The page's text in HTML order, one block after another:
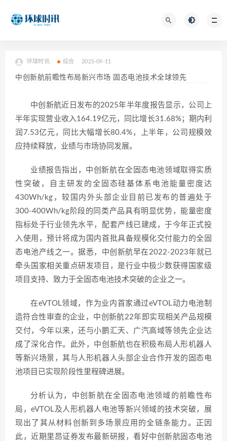
环球时讯 综合 2025-09-11
中创新航前瞻性布局新兴市场 固态电池技术全球领先
中创新航近日发布的2025年半年度报告显示，公司上
半年实现营业收入164.19亿元，同比增长31.68%；期内利
润7.53亿元，同比大幅增长80.4%，上半年，公司规模效
应持续释放，业绩与市场协同发展。
业绩报告指出，中创新航在全固态电池领域取得实质
性突破，自主研发的全固态硅基体系电池能量密度达
430Wh/kg，较国内外头部企业目前已发布的普遍处于
300-400Wh/kg阶段的同类产品具有明显优势，能量密度
指标处于行业领先水平，配套产线已建成，于今年正式投
入使用，预计将成为国内首批具备规模化交付能力的全固
态电池产线之一。据悉，中创新航早在2022-2023年就已
牵头国家相关重点研发项目，是行业中极少数获得国家级
项目支持、致力于全固态电池技术突破的企业之一。
在eVTOL领域，作为业内首家通过eVTOL动力电池制
造符合性审查的企业，中创新航22年即实现相关产品规模
交付，今年以来，还与小鹏汇天、广汽高域等领先企业达
成了深化合作。此外，中创新航也在积极布局人形机器人
等新兴场景，其与人形机器人头部企业合作开发的固态电
池项目已实现阶段性里程碑进展。
分析认为，中创新航在全固态电池领域的前瞻性布
局，eVTOL及人形机器人电池等新兴领域的技术突破，展
现出了其从材料创新到多场景应用的全链条能力。正因
此，近期里昂证券发布最新研报，看好中创新航固态电池